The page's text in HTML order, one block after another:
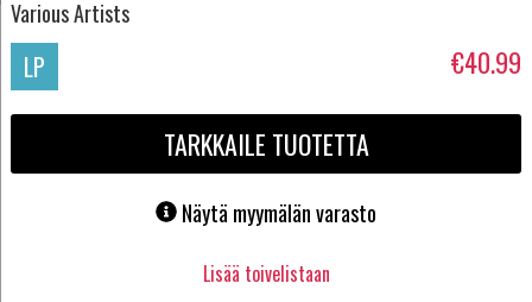
Various Artists
LP €40.99
TARKKAILE TUOTETTA
Näytä myymälän varasto
Lisää toivelistaan